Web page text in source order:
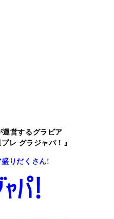
営するグラビア
レ グラジャパ！』
りだくさん!